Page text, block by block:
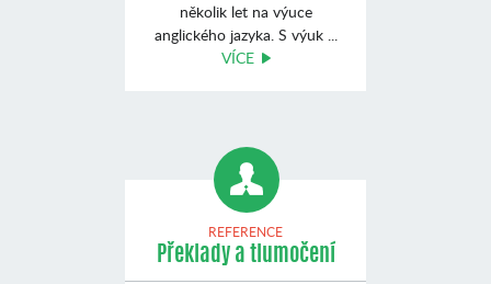
několik let na výuce
anglického jazyka. S výuk ...
VÍCE
REFERENCE
Překlady a tlumočení